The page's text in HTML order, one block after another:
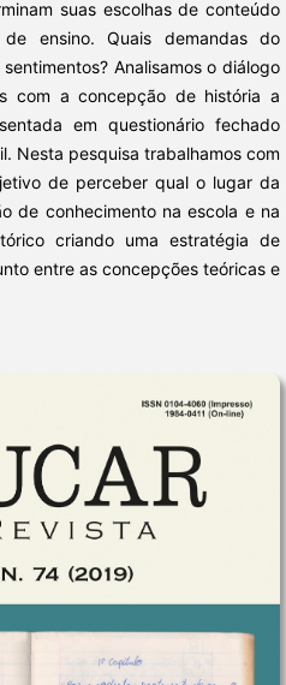
suas escolhas de conteúdo
ensino. Quais demandas do
Analisamos o diálogo
com a concepção de história a
em questionário fechado
Nesta pesquisa trabalhamos com
de perceber qual o lugar da
de conhecimento na escola e na
criando uma estratégia de
entre as concepções teóricas e